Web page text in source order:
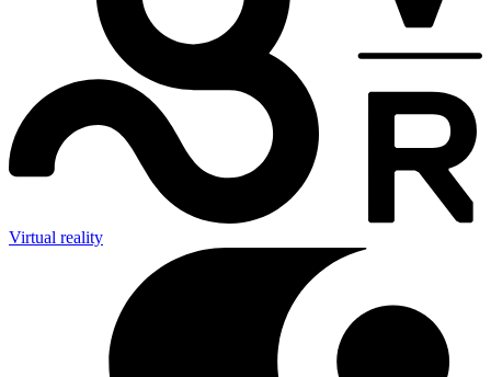
Virtual reality